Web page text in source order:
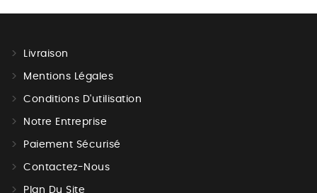
Livraison
Mentions Légales
Conditions D'utilisation
Notre Entreprise
Paiement Sécurisé
Contactez-Nous
Plan Du Site